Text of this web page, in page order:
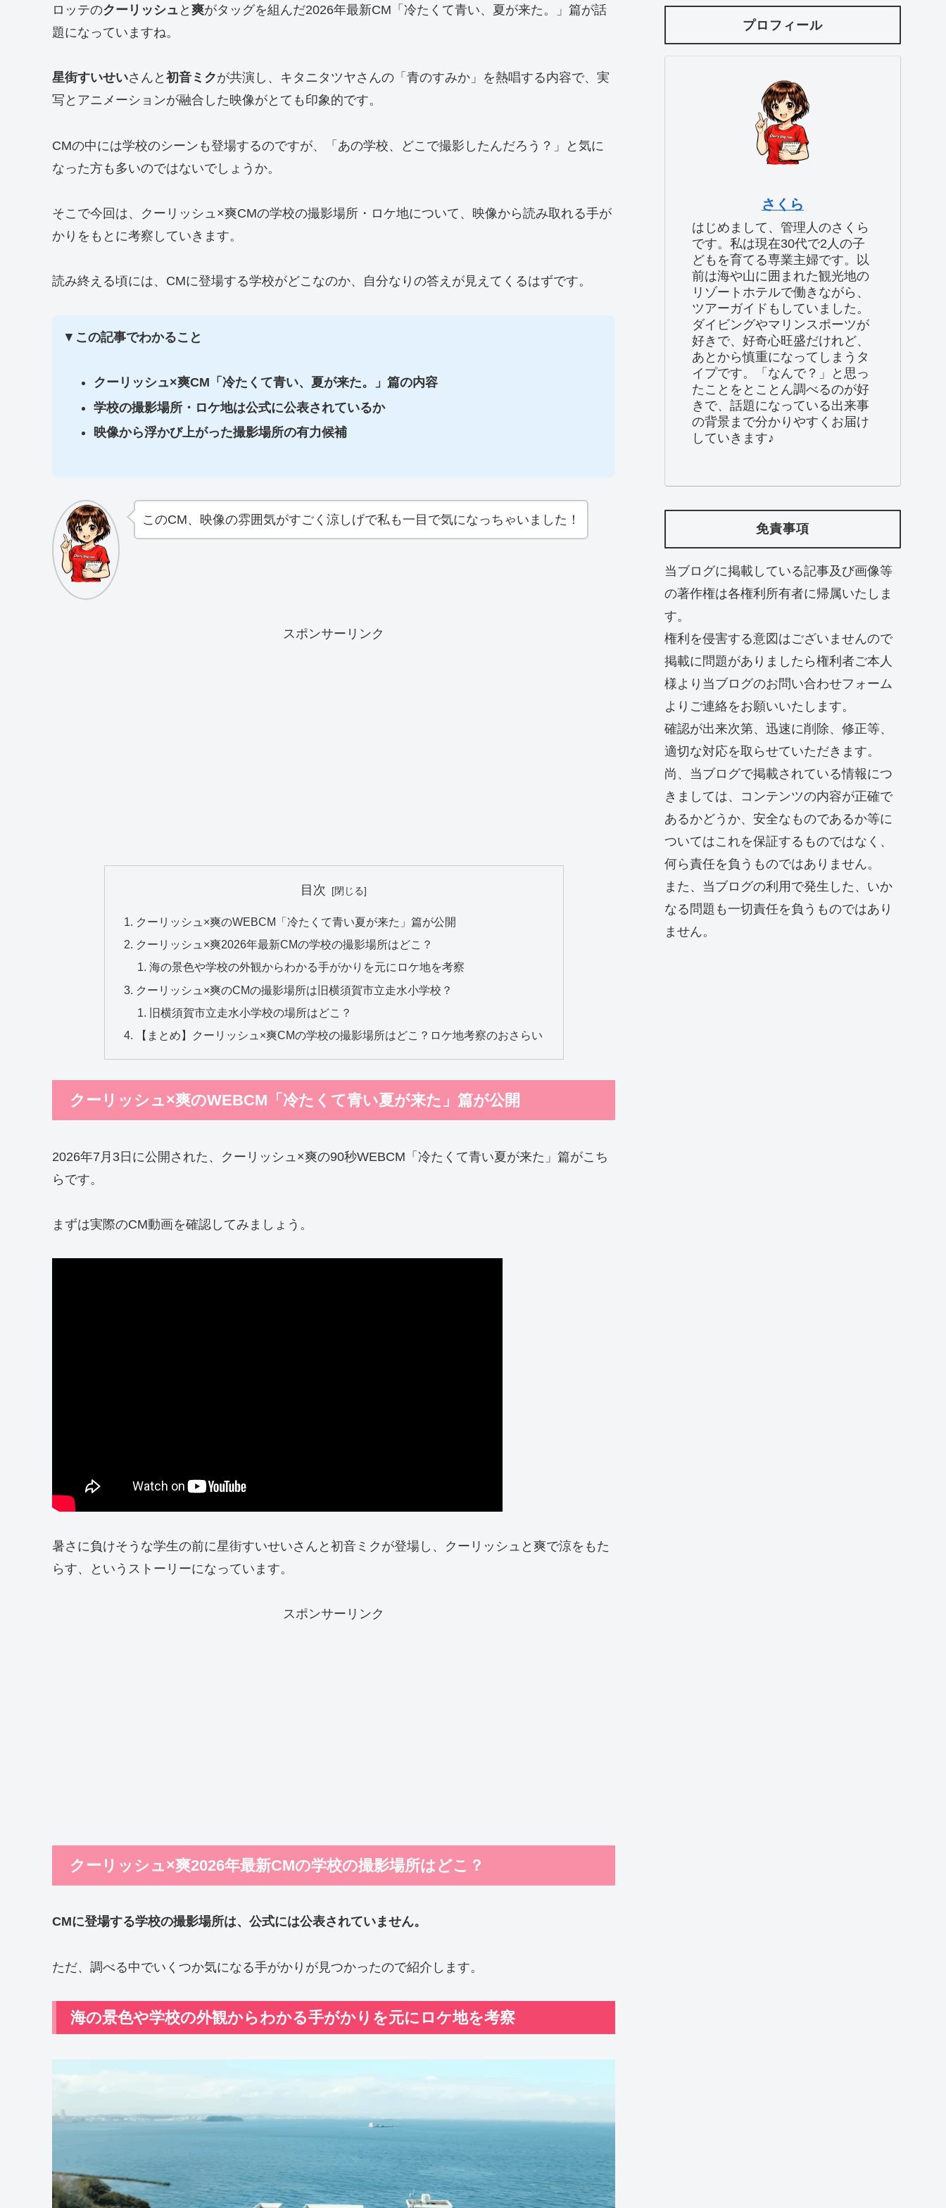
ロッテのクーリッシュ と 爽がタッグを組んだ2026年最新CM「冷たくて青い、夏が来た。」篇が話
題になっていますね。
星街すいせいさんと 初音ミクが共演し、キタニタツヤさんの「青のすみか」を熱唱する内容で、実
写とアニメーションが融合した映像がとても印象的です。
CMの中には学校のシーンも登場するのですが、「あの学校、どこで撮影したんだろう？」と気に
なった方も多いのではないでしょうか。
そこで今回は、クーリッシュ×爽CMの学校の撮影場所・ロケ地について、映像から読み取れる手が
かりをもとに考察していきます。
読み終える頃には、CMに登場する学校がどこなのか、自分なりの答えが見えてくるはずです。
▼ この記事でわかること
クーリッシュ×爽CM「冷たくて青い、夏が来た。」篇の内容
学校の撮影場所・ロケ地は公式に公表されているか
映像から浮かび上がった撮影場所の有力候補
このCM、映像の雰囲気がすごく涼しげで私も一目で気になっちゃいました！
スポンサーリンク
目次
クーリッシュ×爽のWEBCM「冷たくて青い夏が来た」篇が公開
クーリッシュ×爽2026年最新CMの学校の撮影場所はどこ？
海の景色や学校の外観からわかる手がかりを元にロケ地を考察
クーリッシュ×爽のCMの撮影場所は旧横須賀市立走水小学校？
旧横須賀市立走水小学校の場所はどこ？
【まとめ】クーリッシュ×爽CMの学校の撮影場所はどこ？ロケ地考察のおさらい
クーリッシュ×爽のWEBCM「冷たくて青い夏が来た」篇が公開
2026年7月3日に公開された、クーリッシュ×爽の90秒WEBCM「冷たくて青い夏が来た」篇がこち
らです。
まずは実際のCM動画を確認してみましょう。
暑さに負けそうな学生の前に星街すいせいさんと初音ミクが登場し、クーリッシュと爽で涼をもた
らす、というストーリーになっています。
スポンサーリンク
クーリッシュ×爽2026年最新CMの学校の撮影場所はどこ？
CMに登場する学校の撮影場所は、公式には公表されていません。
ただ、調べる中でいくつか気になる手がかりが見つかったので紹介します。
海の景色や学校の外観からわかる手がかりを元にロケ地を考察
プロフィール
さくら
はじめまして、管理人のさくら
です。私は現在30代で2人の子
どもを育てる専業主婦です。以
前は海や山に囲まれた観光地の
リゾートホテルで働きながら、
ツアーガイドもしていました。
ダイビングやマリンスポーツが
好きで、好奇心旺盛だけれど、
あとから慎重になってしまうタ
イプです。「なんで？」と思っ
たことをとことん調べるのが好
きで、話題になっている出来事
の背景まで分かりやすくお届け
していきます♪
免責事項
当ブログに掲載している記事及び画像等
の著作権は各権利所有者に帰属いたしま
す。
権利を侵害する意図はございませんので
掲載に問題がありましたら権利者ご本人
様より当ブログのお問い合わせフォーム
よりご連絡をお願いいたします。
確認が出来次第、迅速に削除、修正等、
適切な対応を取らせていただきます。
尚、当ブログで掲載されている情報につ
きましては、コンテンツの内容が正確で
あるかどうか、安全なものであるか等に
ついてはこれを保証するものではなく、
何ら責任を負うものではありません。
また、当ブログの利用で発生した、いか
なる問題も一切責任を負うものではあり
ません。